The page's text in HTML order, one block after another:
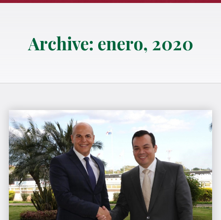
Archive: enero, 2020